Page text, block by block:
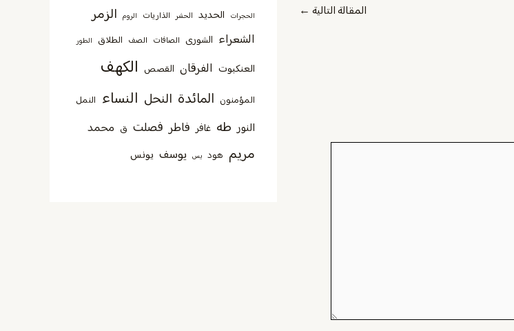
المقالة التالية ← الحجرات الحديد الحشر الذاريات الروم الزمر
الشعراء الشورى الصافات الصف الطلاق الطور
العنكبوت الفرقان القصص الكهف
المؤمنون المائدة النحل النساء النمل
النور طه غافر فاطر فصلت ق محمد
مريم هود يس يوسف يونس